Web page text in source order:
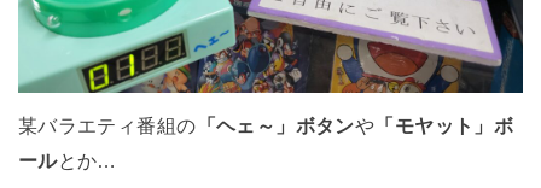
某バラエティ番組の 「ヘェ～」ボタンや 「モヤット」ボ
ールとか…